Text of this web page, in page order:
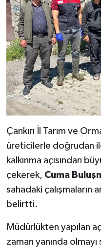
Çankırı İl Tarım ve
üreticilerle doğrudan
kalkınma açısından
çekerek, Cuma
sahadaki çalışmaların
belirtti.
Müdürlükten yapılan
zaman yanında